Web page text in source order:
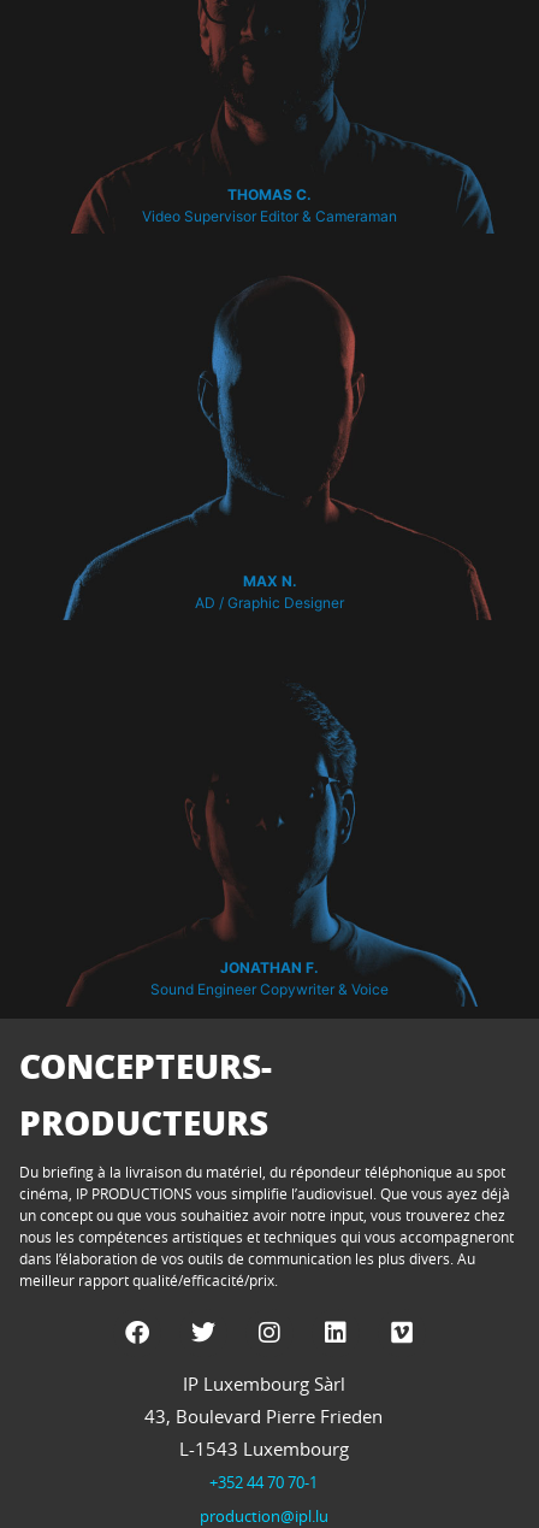
THOMAS C.
Video Supervisor Editor & Cameraman
MAX N.
AD / Graphic Designer
JONATHAN F.
Sound Engineer Copywriter & Voice
CONCEPTEURS-
PRODUCTEURS
Du briefing à la livraison du matériel, du répondeur téléphonique au spot
cinéma, IP PRODUCTIONS vous simplifie l’audiovisuel. Que vous ayez déjà
un concept ou que vous souhaitiez avoir notre input, vous trouverez chez
nous les compétences artistiques et techniques qui vous accompagneront
dans l’élaboration de vos outils de communication les plus divers. Au
meilleur rapport qualité/efficacité/prix.
IP Luxembourg Sàrl
43, Boulevard Pierre Frieden
L-1543 Luxembourg
+352 44 70 70-1
production@ipl.lu